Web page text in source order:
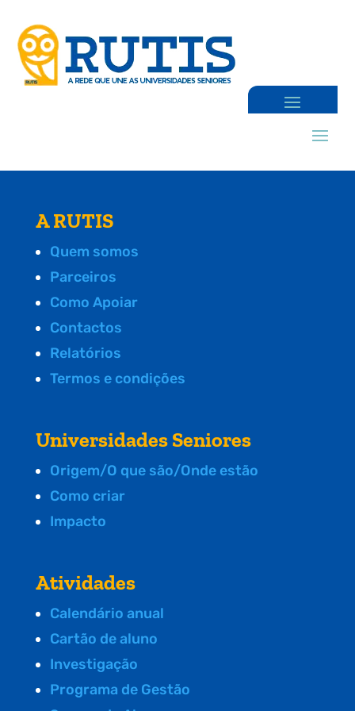
A RUTIS
Quem somos
Parceiros
Como Apoiar
Contactos
Relatórios
Termos e condições
Universidades Seniores
Origem/O que são/Onde estão
Como criar
Impacto
Atividades
Calendário anual
Cartão de aluno
Investigação
Programa de Gestão